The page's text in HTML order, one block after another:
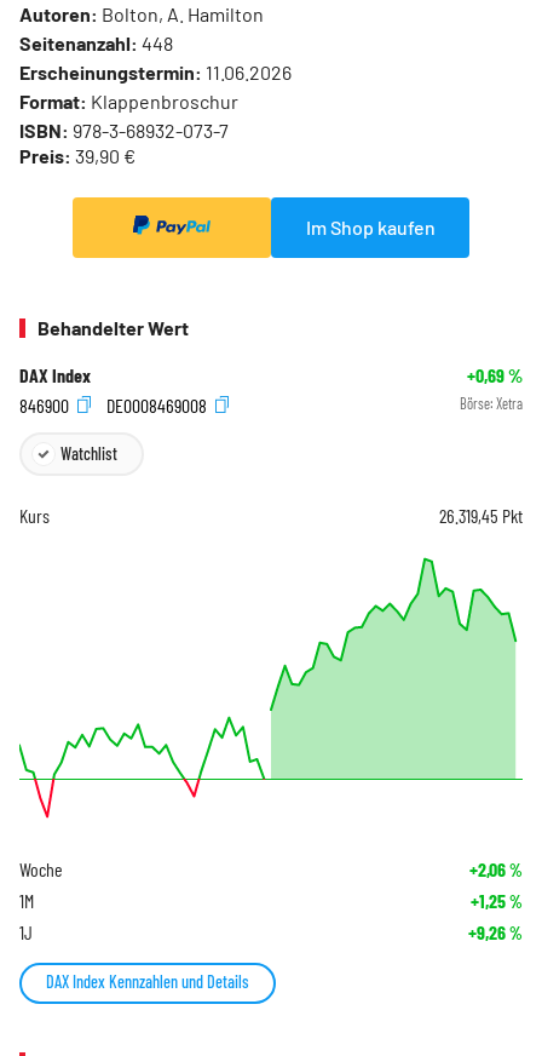
Autoren: Bolton, A. Hamilton
Seitenanzahl: 448
Erscheinungstermin: 11.06.2026
Format: Klappenbroschur
ISBN: 978-3-68932-073-7
Preis: 39,90 €
Im Shop kaufen
Behandelter Wert
DAX Index +0,69%
846900
DE0008469008 Börse: Xetra
Watchlist
Kurs 26.319,45 Pkt
Woche +2,06%
1M +1,25%
1J +9,26%
DAX Index Kennzahlen und Details